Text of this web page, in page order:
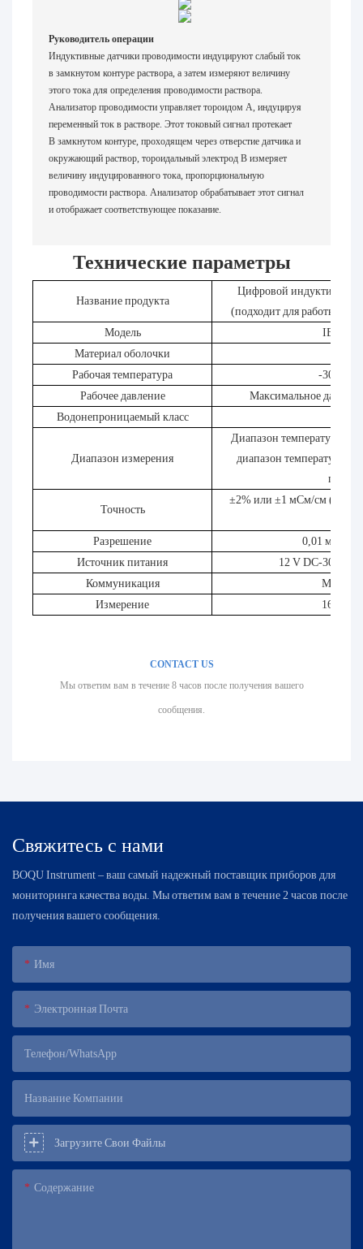
Руководитель операции
Индуктивные датчики проводимости индуцируют слабый ток
в замкнутом контуре раствора, а затем измеряют величину
этого тока для определения проводимости раствора.
Анализатор проводимости управляет тороидом А, индуцируя
переменный ток в растворе. Этот токовый сигнал протекает
В замкнутом контуре, проходящем через отверстие датчика и
окружающий раствор, тороидальный электрод B измеряет
величину индуцированного тока, пропорциональную
проводимости раствора. Анализатор обрабатывает этот сигнал
и отображает соответствующее показание.
Технические параметры
Название продукта
Цифровой индуктивный
(подходит для работы при
Модель
IECS-
Материал оболочки
Рабочая температура
-30℃ ~
Рабочее давление
Максимальное
Водонепроницаемый класс
Диапазон измерения
Диапазон температур:
диапазон температур
Точность
±2% или ±1 мСм/см
Разрешение
0,01 мСм/
Источник питания
12 V DC-30V
Коммуникация
Modbus
Измерение
CONTACT US
Мы ответим вам в течение 8 часов после получения вашего
сообщения.
Свяжитесь с нами
BOQU Instrument – ​​ваш самый надежный поставщик приборов для
мониторинга качества воды. Мы ответим вам в течение 2 часов после
получения вашего сообщения.
Имя
Электронная Почта
Телефон/WhatsApp
Название Компании
Загрузите Свои Файлы
Содержание